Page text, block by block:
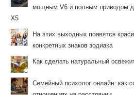
мощным V6 и полным приводом
X5
На этих выходных появятся
конкретных знаков зодиака
Как сделать натуральный
Семейный психолог онлайн: как